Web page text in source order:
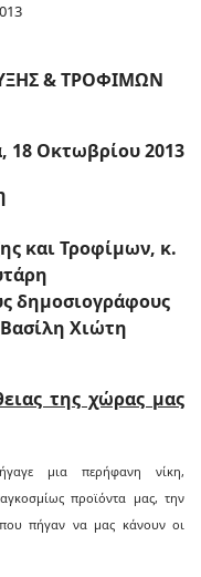
& ΤΡΟΦΙΜΩΝ
18 Οκτωβρίου 2013
και Τροφίμων, κ.
δημοσιογράφους
Χιώτη
της χώρας μας
μια περήφανη νίκη,
προϊόντα μας, την
που πήγαν να μας κάνουν οι